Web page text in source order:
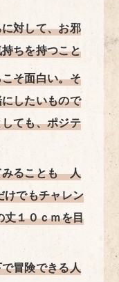
対して、お邪
ちを持つこと
そ面白い。そ
したいもので
ても、ポジテ
みることも 人
けでもチャレン
丈１０ｃｍを目
冒険できる人